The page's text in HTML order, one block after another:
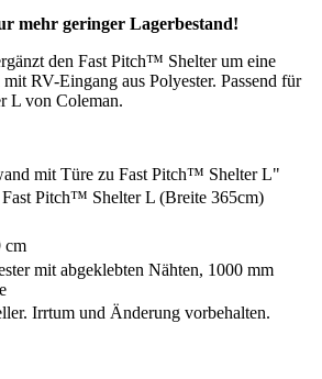
mehr geringer Lagerbestand!
den Fast Pitch™ Shelter um eine
RV-Eingang aus Polyester. Passend für
L von Coleman.
mit Türe zu Fast Pitch™ Shelter L"
Fast Pitch™ Shelter L (Breite 365cm)
cm
mit abgeklebten Nähten, 1000 mm
Irrtum und Änderung vorbehalten.